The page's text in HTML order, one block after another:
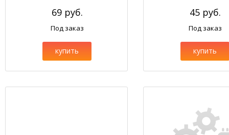
69 руб.
Под заказ
купить
45 руб.
Под заказ
купить